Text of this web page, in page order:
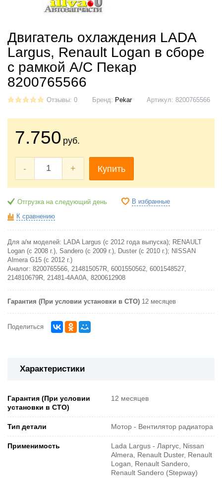
Двигатель охлаждения LADA
Largus, Renault Logan в сборе
с рамкой A/C Пекар
8200765566
Отзывы: 0 Бренд: Pekar Артикул: 8200765566
7.750 руб.
- + Купить
Отгрузка на следующий день В избранные
К сравнению
Для а/м моделей: LADA Largus (с 2012 года выпуска); RENAULT
Logan (с 2008 г.), Sandero (с 2009 г.), Duster (с 2010 г.); NISSAN
Almera G15 (с 2012 г.)
Аналог: 8200765566, 214815057R, 6001550562, 6001548527,
214810679R, 21481-4AA0A, 8200612908
Гарантия (При условии установки в СТО) 12 месяцев
Поделиться
Характеристики
Гарантия (При условии
установки в СТО)
12 месяцев
Тип детали Мотор - Вентилятор радиатора
Применимость
Lada Largus - Ларгус, Nissan
Almera, Renault Duster, Renault
Logan, Renault Sandero,
Renault Sandero (Stepway)